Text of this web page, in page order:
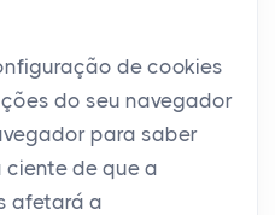
de cookies
do seu navegador
para saber
ciente de que a
afetará a